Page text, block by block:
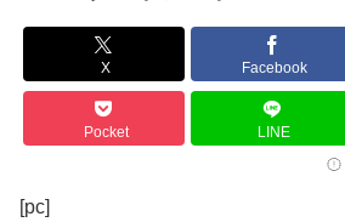
X Facebook
Pocket LINE
[pc]